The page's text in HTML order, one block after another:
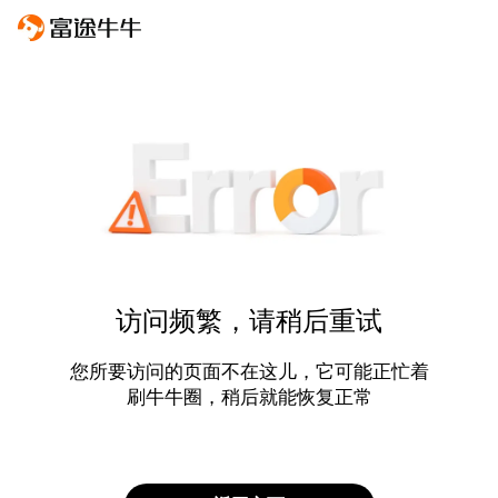
访问频繁，请稍后重试
您所要访问的页面不在这儿，它可能正忙着
刷牛牛圈，稍后就能恢复正常